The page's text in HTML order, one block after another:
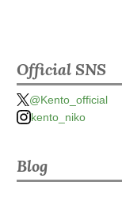
Official SNS
@Kento_official
kento_niko
Blog